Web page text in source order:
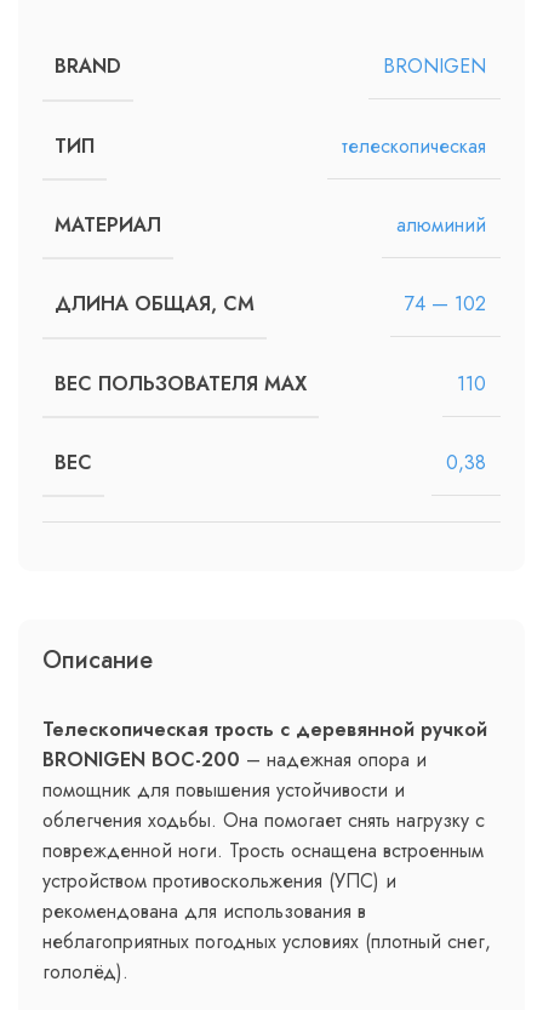
Описание
Телескопическая трость с деревянной ручкой
BRONIGEN BOC-200 – надежная опора и
помощник для повышения устойчивости и
облегчения ходьбы. Она помогает снять нагрузку с
поврежденной ноги. Трость оснащена встроенным
устройством противоскольжения (УПС) и
рекомендована для использования в
неблагоприятных погодных условиях (плотный снег,
гололёд).
BRAND BRONIGEN
ТИП телескопическая
МАТЕРИАЛ алюминий
ДЛИНА ОБЩАЯ, СМ 74 — 102
ВЕС ПОЛЬЗОВАТЕЛЯ MAX 110
ВЕС 0,38